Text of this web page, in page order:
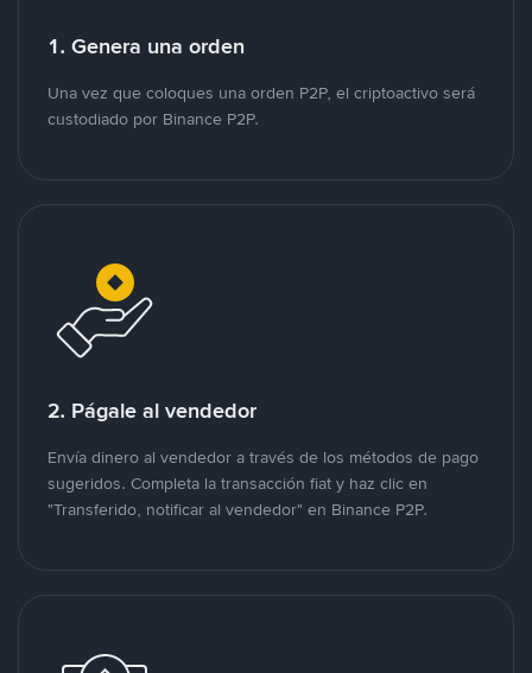
1. Genera una orden
Una vez que coloques una orden P2P, el criptoactivo será
custodiado por Binance P2P.
2. Págale al vendedor
Envía dinero al vendedor a través de los métodos de pago
sugeridos. Completa la transacción fiat y haz clic en
"Transferido, notificar al vendedor" en Binance P2P.